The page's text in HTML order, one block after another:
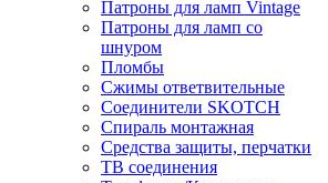
Патроны для ламп Vintage
Патроны для ламп со
шнуром
Пломбы
Сжимы ответвительные
Соединители SKOTCH
Спираль монтажная
Средства защиты, перчатки
ТВ соединения